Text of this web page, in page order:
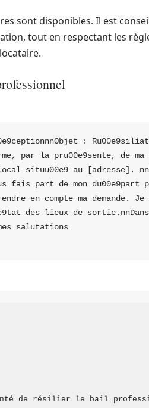
sont disponibles. Il est
tout en respectant les
:
par la pru00e9sente, de ma
situu00e9 au [adresse].
fais part de mon du00e9part
en compte ma demande.
des lieux de
salutations
de résilier le bail